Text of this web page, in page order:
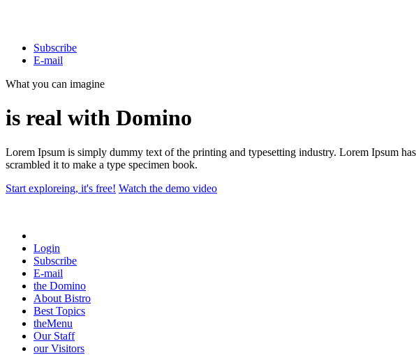
Subscribe
E-mail
What you can imagine
is real with Domino
Lorem Ipsum is simply dummy text of the printing and typesetting industry. Lorem Ipsum
scrambled it to make a type specimen book.
Start exploreing, it's free! Watch the demo video
Login
Subscribe
E-mail
the Domino
About Bistro
Best Topics
theMenu
OurStaff
ourVisitors